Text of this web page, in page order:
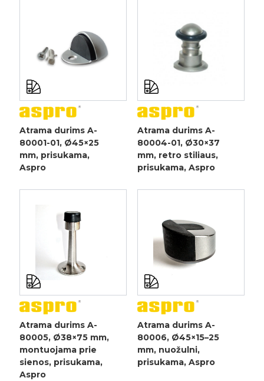
Atrama durims A-
80001-01, Ø45×25
mm, prisukama,
Aspro
Atrama durims A-
80004-01, Ø30×37
mm, retro stiliaus,
prisukama, Aspro
Atrama durims A-
80005, Ø38×75 mm,
montuojama prie
sienos, prisukama,
Aspro
Atrama durims A-
80006, Ø45×15–25
mm, nuožulni,
prisukama, Aspro